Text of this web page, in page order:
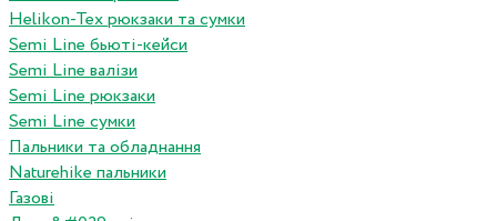
Helikon-Tex рюкзаки та сумки
Semi Line бьюті-кейси
Semi Line валізи
Semi Line рюкзаки
Semi Line сумки
Пальники та обладнання
Naturehike пальники
Газові